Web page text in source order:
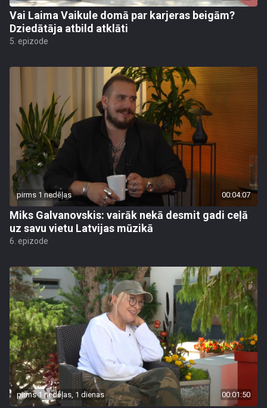
Vai Laima Vaikule domā par karjeras beigām?
Dziedātāja atbild atklāti
5. epizode
pirms 1 nedēļas 00:04:07
Miks Galvanovskis: vairāk nekā desmit gadi ceļā
uz savu vietu Latvijas mūzikā
6. epizode
pirms 1 nedēļas, 1 dienas 00:01:50